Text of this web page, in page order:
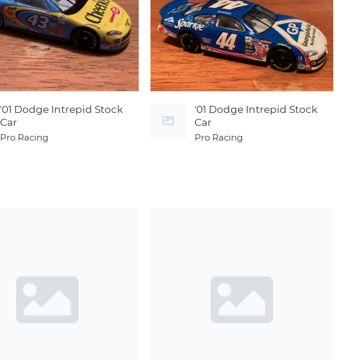
'01 Dodge Intrepid Stock
Car
Pro Racing
'01 Dodge Intrepid Stock
Car
Pro Racing